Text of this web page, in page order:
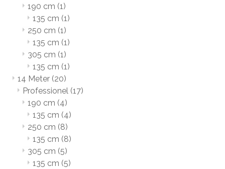
190 cm (1)
135 cm (1)
250 cm (1)
135 cm (1)
305 cm (1)
135 cm (1)
14 Meter (20)
Professionel (17)
190 cm (4)
135 cm (4)
250 cm (8)
135 cm (8)
305 cm (5)
135 cm (5)